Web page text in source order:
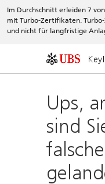
Im Durchschnitt erleiden 7
mit Turbo-Zertifikaten.
und nicht für langfristige
Ups,
sind